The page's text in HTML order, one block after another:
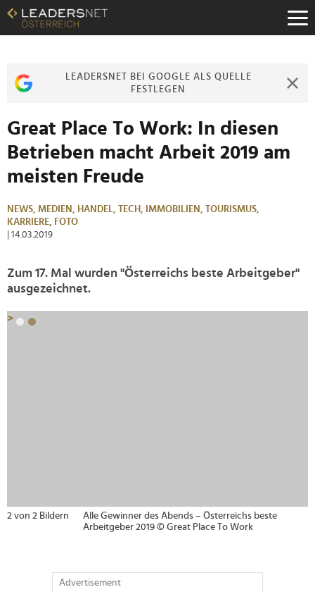
Zum
Inhalt
Zur
Zur
LEADERSNET BEI GOOGLE ALS QUELLE
FESTLEGEN
Great Place To Work: In diesen
Betrieben macht Arbeit 2019 am
meisten Freude
NEWS, MEDIEN, HANDEL, TECH, IMMOBILIEN,
TOURISMUS,
KARRIERE, FOTO
| 14.03.2019
Zum 17. Mal wurden "Österreichs beste Arbeitgeber"
ausgezeichnet.
>
2 von 2 Bildern
Alle Gewinner des Abends – Österreichs beste
Arbeitgeber 2019 © Great Place To Work
Advertisement